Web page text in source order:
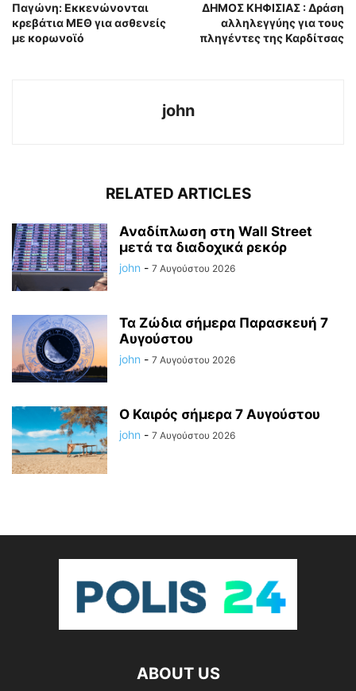
Παγώνη: Εκκενώνονται
κρεβάτια ΜΕΘ για ασθενείς
με κορωνοϊό
ΔΗΜΟΣ ΚΗΦΙΣΙΑΣ : Δράση
αλληλεγγύης για τους
πληγέντες της Καρδίτσας
john
RELATED ARTICLES
Αναδίπλωση στη Wall Street
μετά τα διαδοχικά ρεκόρ
john - 7 Αυγούστου 2026
Τα Ζώδια σήμερα Παρασκευή 7
Αυγούστου
john - 7 Αυγούστου 2026
Ο Καιρός σήμερα 7 Αυγούστου
john - 7 Αυγούστου 2026
ABOUT US